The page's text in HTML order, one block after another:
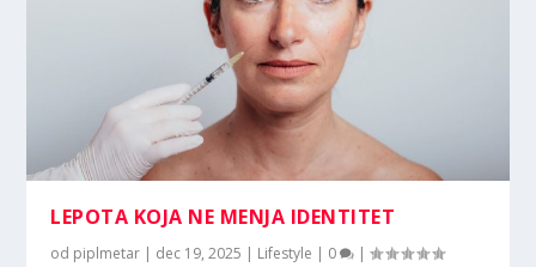
LEPOTA KOJA NE MENJA IDENTITET
od piplmetar | dec 19, 2025 | Lifestyle | 0 |